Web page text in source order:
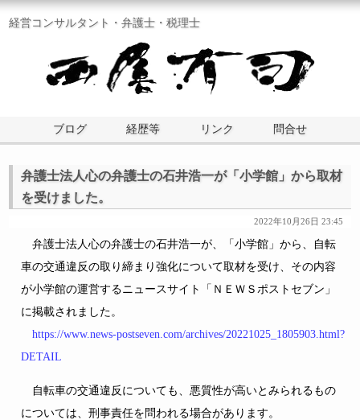
経営コンサルタント・弁護士・税理士
ブログ 経歴等 リンク 問合せ
弁護士法人心の弁護士の石井浩一が「小学館」から取材
を受けました。
2022年10月26日 23:45
弁護士法人心の弁護士の石井浩一が、「小学館」から、自転
車の交通違反の取り締まり強化について取材を受け、その内容
が小学館の運営するニュースサイト「ＮＥＷＳポストセブン」
に掲載されました。
https://www.news-postseven.com/archives/20221025_1805903.html?
DETAIL
自転車の交通違反についても、悪質性が高いとみられるもの
については、刑事責任を問われる場合があります。